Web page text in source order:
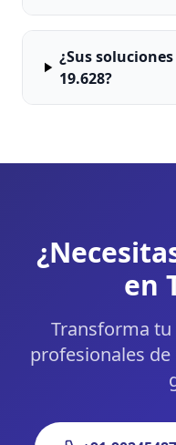
¿Sus
19.628?
en
Transforma
profesionales de